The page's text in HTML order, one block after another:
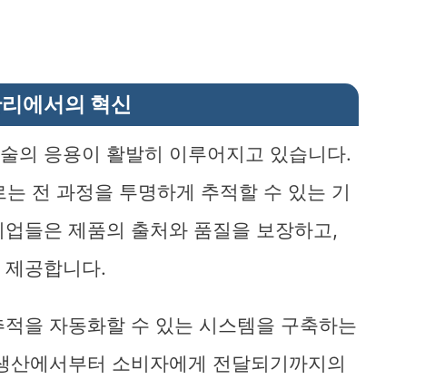
에서의 혁신
의 응용이 활발히 이루어지고 있습니다.
전 과정을 투명하게 추적할 수 있는 기
들은 제품의 출처와 품질을 보장하고,
공합니다.
을 자동화할 수 있는 시스템을 구축하는
에서부터 소비자에게 전달되기까지의